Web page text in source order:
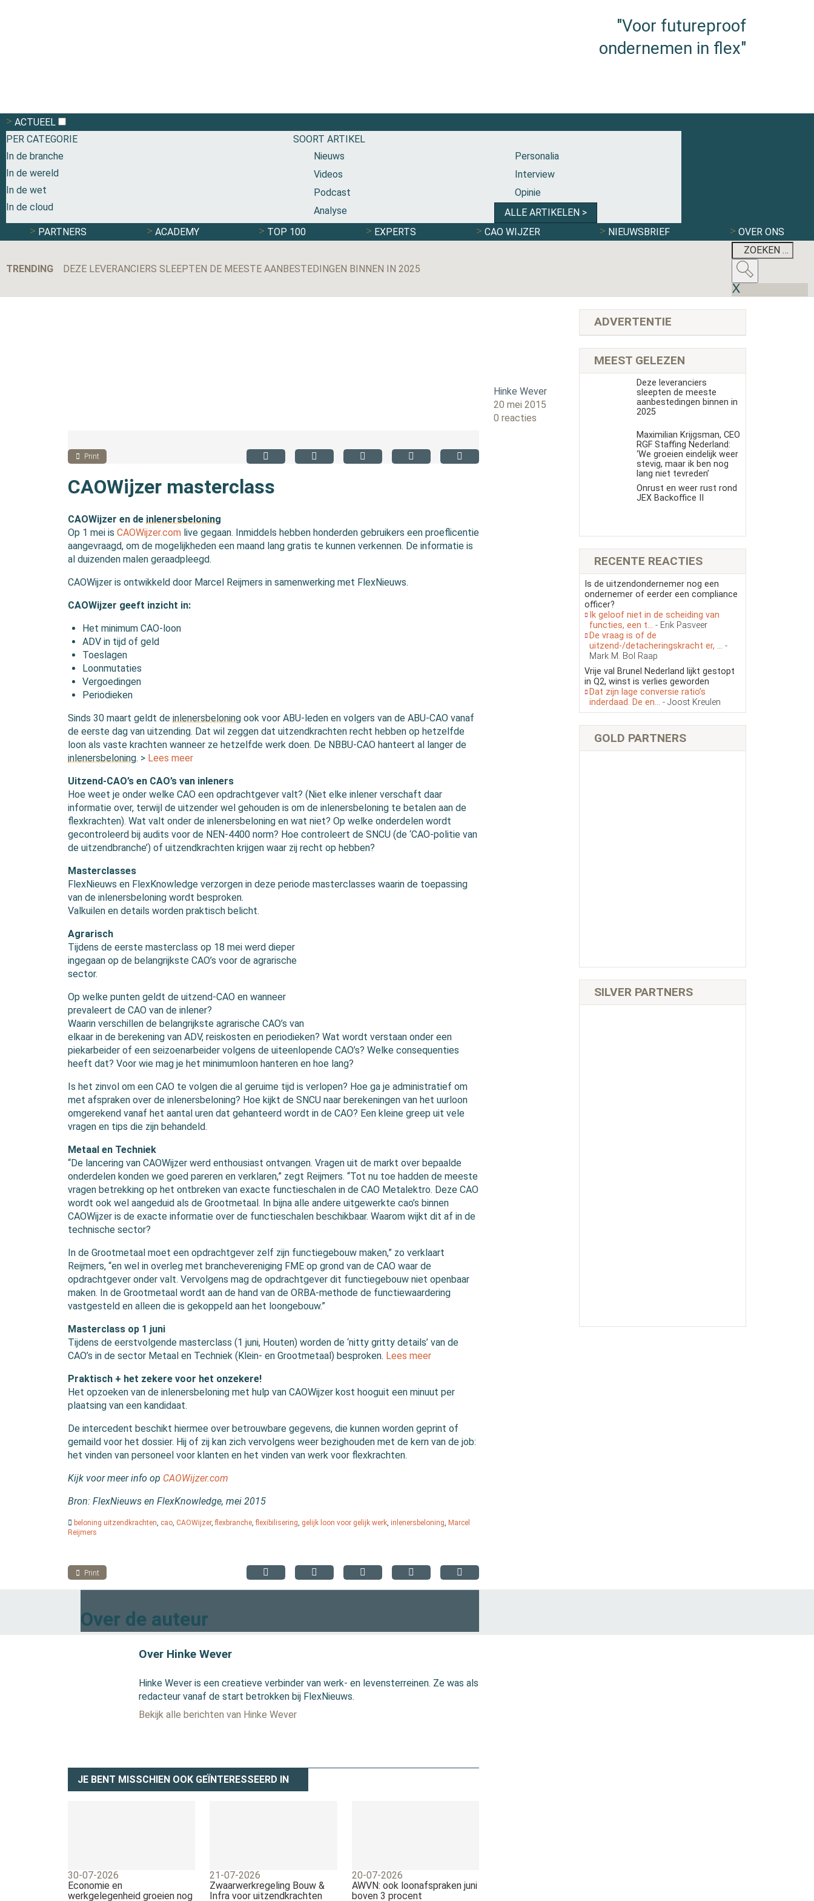
"Voor futureproof
ondernemen in flex"
ACTUEEL
PER CATEGORIE
In de branche
In de wereld
In de wet
In de cloud
SOORT ARTIKEL
Nieuws
Personalia
Videos
Interview
Podcast
Opinie
Analyse
ALLE ARTIKELEN >
PARTNERS
ACADEMY TOP 100 EXPERTS CAO WIJZER NIEUWSBRIEF OVER ONS
TRENDING DEZE LEVERANCIERS SLEEPTEN DE MEESTE AANBESTEDINGEN BINNEN IN 2025
MAXIMILIAN KRIJGSMAN, CEO RGF STAFFING NEDERLAND: ‘WE GROEIEN EINDELIJK WEER STEVIG, MAAR IK BEN NOG LANG NIET TEVREDEN’
Hinke Wever
20 mei 2015
0 reacties
Print
CAOWijzer masterclass
CAOWijzer en de inlenersbeloning
Op 1 mei is CAOWijzer.com live gegaan. Inmiddels hebben honderden gebruikers een proeflicentie
aangevraagd, om de mogelijkheden een maand lang gratis te kunnen verkennen. De informatie is
al duizenden malen geraadpleegd.
CAOWijzer is ontwikkeld door Marcel Reijmers in samenwerking met FlexNieuws.
CAOWijzer geeft inzicht in:
Het minimum CAO-loon
ADV in tijd of geld
Toeslagen
Loonmutaties
Vergoedingen
Periodieken
Sinds 30 maart geldt de inlenersbeloning ook voor ABU-leden en volgers van de ABU-CAO vanaf
de eerste dag van uitzending. Dat wil zeggen dat uitzendkrachten recht hebben op hetzelfde
loon als vaste krachten wanneer ze hetzelfde werk doen. De NBBU-CAO hanteert al langer de
inlenersbeloning. > Lees meer
Uitzend-CAO’s en CAO’s van inleners
Hoe weet je onder welke CAO een opdrachtgever valt? (Niet elke inlener verschaft daar
informatie over, terwijl de uitzender wel gehouden is om de inlenersbeloning te betalen aan de
flexkrachten). Wat valt onder de inlenersbeloning en wat niet? Op welke onderdelen wordt
gecontroleerd bij audits voor de NEN-4400 norm? Hoe controleert de SNCU (de ‘CAO-politie van
de uitzendbranche’) of uitzendkrachten krijgen waar zij recht op hebben?
Masterclasses
FlexNieuws en FlexKnowledge verzorgen in deze periode masterclasses waarin de toepassing
van de inlenersbeloning wordt besproken.
Valkuilen en details worden praktisch belicht.
Agrarisch
Tijdens de eerste masterclass op 18 mei werd dieper
ingegaan op de belangrijkste CAO’s voor de agrarische
sector.
Op welke punten geldt de uitzend-CAO en wanneer
prevaleert de CAO van de inlener?
Waarin verschillen de belangrijkste agrarische CAO’s van
elkaar in de berekening van ADV, reiskosten en periodieken? Wat wordt verstaan onder een
piekarbeider of een seizoenarbeider volgens de uiteenlopende CAO’s? Welke consequenties
heeft dat? Voor wie mag je het minimumloon hanteren en hoe lang?
Is het zinvol om een CAO te volgen die al geruime tijd is verlopen? Hoe ga je administratief om
met afspraken over de inlenersbeloning? Hoe kijkt de SNCU naar berekeningen van het uurloon
omgerekend vanaf het aantal uren dat gehanteerd wordt in de CAO? Een kleine greep uit vele
vragen en tips die zijn behandeld.
Metaal en Techniek
“De lancering van CAOWijzer werd enthousiast ontvangen. Vragen uit de markt over bepaalde
onderdelen konden we goed pareren en verklaren,” zegt Reijmers. “Tot nu toe hadden de meeste
vragen betrekking op het ontbreken van exacte functieschalen in de CAO Metalektro. Deze CAO
wordt ook wel aangeduid als de Grootmetaal. In bijna alle andere uitgewerkte cao’s binnen
CAOWijzer is de exacte informatie over de functieschalen beschikbaar. Waarom wijkt dit af in de
technische sector?
In de Grootmetaal moet een opdrachtgever zelf zijn functiegebouw maken,” zo verklaart
Reijmers, “en wel in overleg met branchevereniging FME op grond van de CAO waar de
opdrachtgever onder valt. Vervolgens mag de opdrachtgever dit functiegebouw niet openbaar
maken. In de Grootmetaal wordt aan de hand van de ORBA-methode de functiewaardering
vastgesteld en alleen die is gekoppeld aan het loongebouw.”
Masterclass op 1 juni
Tijdens de eerstvolgende masterclass (1 juni, Houten) worden de ‘nitty gritty details’ van de
CAO’s in de sector Metaal en Techniek (Klein- en Grootmetaal) besproken. Lees meer
Praktisch + het zekere voor het onzekere!
Het opzoeken van de inlenersbeloning met hulp van CAOWijzer kost hooguit een minuut per
plaatsing van een kandidaat.
De intercedent beschikt hiermee over betrouwbare gegevens, die kunnen worden geprint of
gemaild voor het dossier. Hij of zij kan zich vervolgens weer bezighouden met de kern van de job:
het vinden van personeel voor klanten en het vinden van werk voor flexkrachten.
Kijk voor meer info op CAOWijzer.com
Bron: FlexNieuws en FlexKnowledge, mei 2015
beloning uitzendkrachten, cao, CAOWijzer,flexbranche,flexibilisering, gelijk loon voor gelijk werk, inlenersbeloning, Marcel
Reijmers
Print
Over de auteur
Over Hinke Wever
Hinke Wever is een creatieve verbinder van werk- en levensterreinen. Ze was als
redacteur vanaf de start betrokken bij FlexNieuws.
Bekijk alle berichten van Hinke Wever
JE BENT MISSCHIEN OOK GEÏNTERESSEERD IN
30-07-2026
Economie en
werkgelegenheid groeien nog
21-07-2026
Zwaarwerkregeling Bouw &
Infra voor uitzendkrachten
20-07-2026
AWVN: ook loonafspraken juni
boven 3 procent
ADVERTENTIE
MEEST GELEZEN
Deze leveranciers
sleepten de meeste
aanbestedingen binnen in
2025
Maximilian Krijgsman, CEO
RGF Staffing Nederland:
‘We groeien eindelijk weer
stevig, maar ik ben nog
lang niet tevreden’
Onrust en weer rust rond
JEX Backoffice II
RECENTE REACTIES
Is de uitzendondernemer nog een
ondernemer of eerder een compliance
officer?
Ik geloof niet in de scheiding van
functies, een t... - Erik Pasveer
De vraag is of de
uitzend-/detacheringskracht er, ... -
Mark M. Bol Raap
Vrije val Brunel Nederland lijkt gestopt
in Q2, winst is verlies geworden
Dat zijn lage conversie ratio’s
inderdaad. De en... - Joost Kreulen
GOLD PARTNERS
SILVER PARTNERS